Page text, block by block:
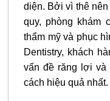
diện. Bởi vì thê
quy, phòng khám
thẩm mỹ và phục
Dentistry, khách
vấn đề răng lợi và
cách hiệu quả nhất.